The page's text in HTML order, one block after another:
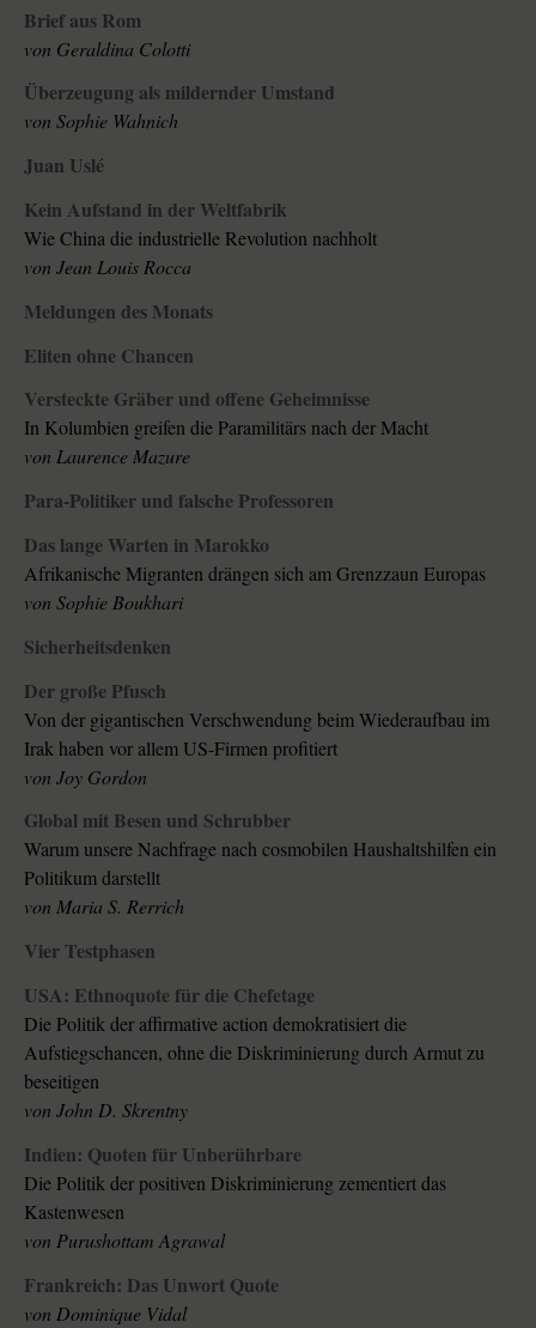
Brief aus Rom
von Geraldina Colotti
Überzeugung als mildernder Umstand
von Sophie Wahnich
Juan Uslé
Kein Aufstand in der Weltfabrik
Wie China die industrielle Revolution nachholt
von Jean Louis Rocca
Meldungen des Monats
Eliten ohne Chancen
Versteckte Gräber und offene Geheimnisse
In Kolumbien greifen die Paramilitärs nach der Macht
von Laurence Mazure
Para-Politiker und falsche Professoren
Das lange Warten in Marokko
Afrikanische Migranten drängen sich am Grenzzaun Europas
von Sophie Boukhari
Sicherheitsdenken
Der große Pfusch
Von der gigantischen Verschwendung beim Wiederaufbau im
Irak haben vor allem US-Firmen profitiert
von Joy Gordon
Global mit Besen und Schrubber
Warum unsere Nachfrage nach cosmobilen Haushaltshilfen ein
Politikum darstellt
von Maria S. Rerrich
Vier Testphasen
USA: Ethnoquote für die Chefetage
Die Politik der affirmative action demokratisiert die
Aufstiegschancen, ohne die Diskriminierung durch Armut zu
beseitigen
von John D. Skrentny
Indien: Quoten für Unberührbare
Die Politik der positiven Diskriminierung zementiert das
Kastenwesen
von Purushottam Agrawal
Frankreich: Das Unwort Quote
von Dominique Vidal